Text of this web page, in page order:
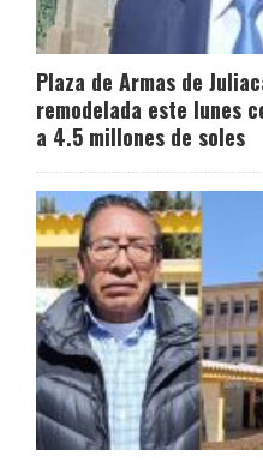
Plaza de Armas de
remodelada este lunes
a 4.5 millones de soles